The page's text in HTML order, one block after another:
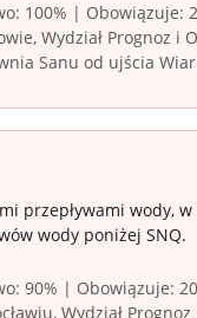
100% | Obowiązuje:
Wydział Prognoz
Sanu od ujścia
przepływami wody,
wody poniżej SNQ.
90% | Obowiązuje:
Wydział